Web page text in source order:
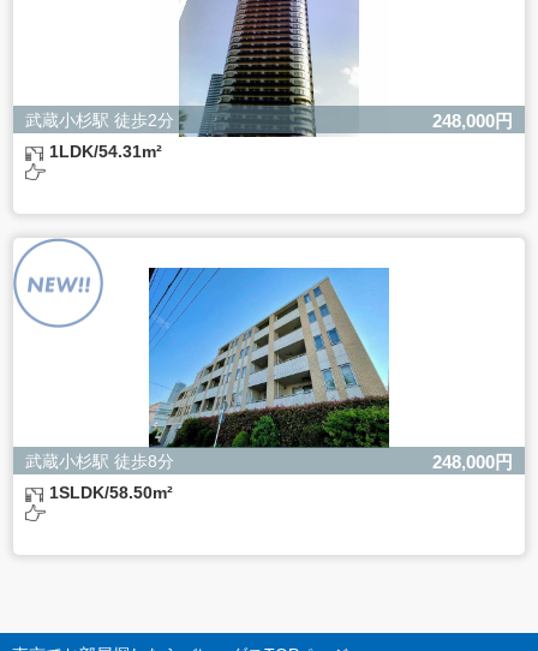
武蔵小杉駅 徒歩2分 248,000円
1LDK/54.31m²
武蔵小杉駅 徒歩8分 248,000円
1SLDK/58.50m²